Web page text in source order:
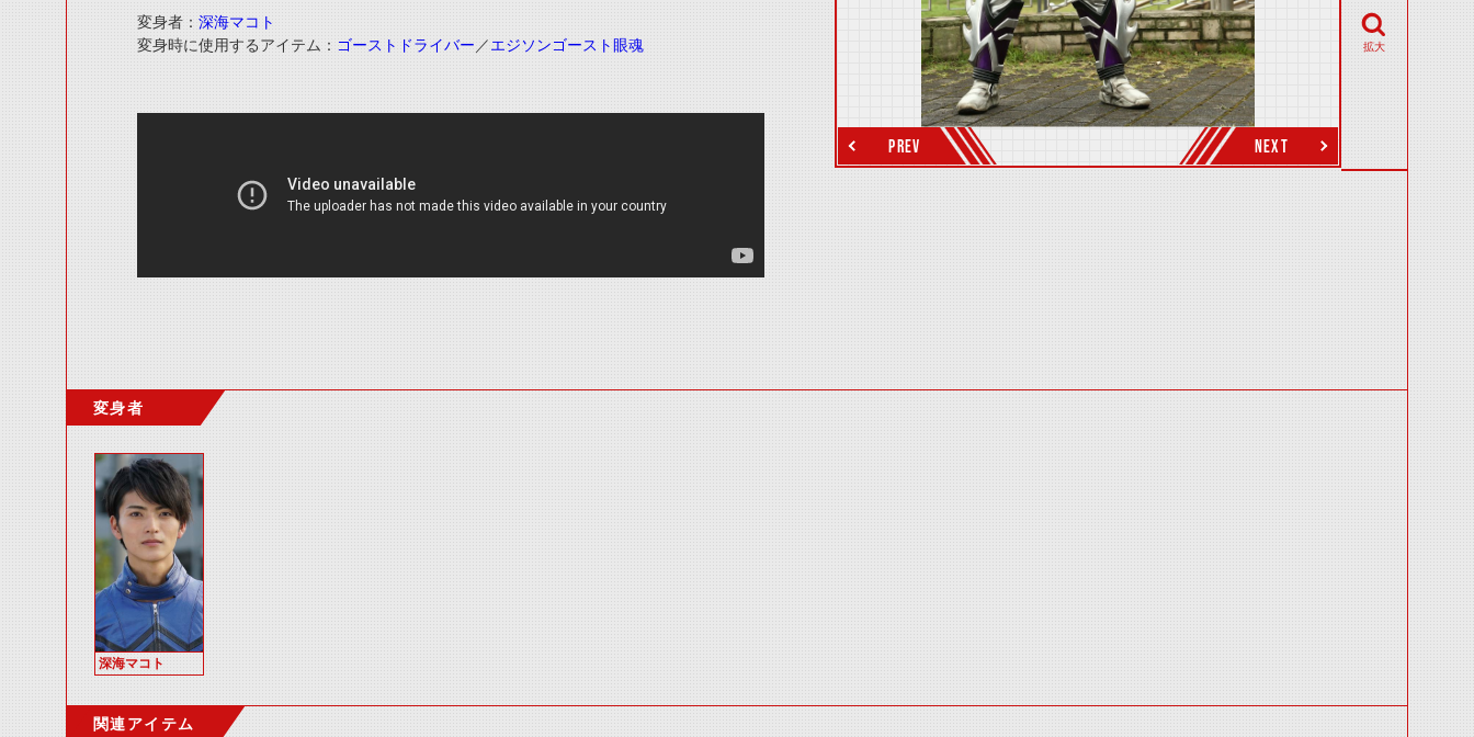
変身者： 深海マコト
変身時に使用するアイテム： ゴーストドライバー ／エジソンゴースト眼魂
PREV NEXT
拡大
変身者
深海マコト
関連アイテム